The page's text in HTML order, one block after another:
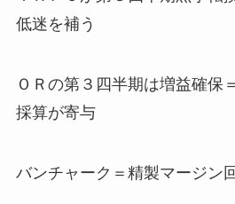
低迷を補う
ＯＲの第３四半期は増益確保
採算が寄与
バンチャーク＝精製マージン